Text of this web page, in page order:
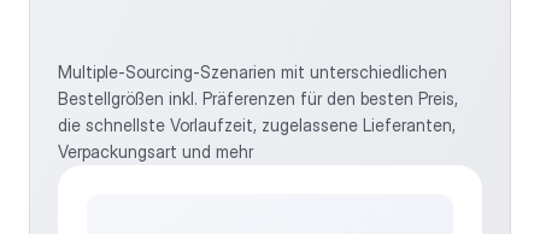
Multiple-Sourcing-Szenarien mit unterschiedlichen
Bestellgrößen inkl. Präferenzen für den besten Preis,
die schnellste Vorlaufzeit, zugelassene Lieferanten,
Verpackungsart und mehr